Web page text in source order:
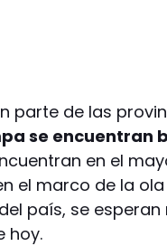
parte de las
se encuentran
en el
el marco de la
país, se
hoy.